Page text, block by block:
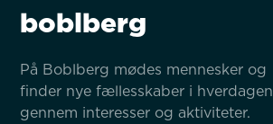
boblberg
På Boblberg mødes mennesker og
finder nye fællesskaber i hverdagen
gennem interesser og aktiviteter.